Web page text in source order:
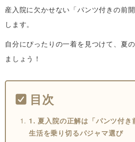
産入院に欠かせない「パンツ付きの前
します。
自分にぴったりの一着を見つけて、夏
ましょう！
目次
1. 夏入院の正解は「パンツ付き
生活を乗り切るパジャマ選び